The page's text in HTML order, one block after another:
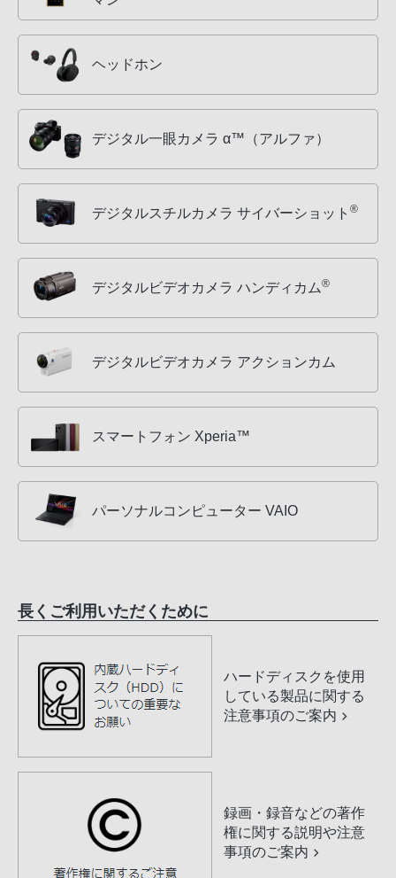
ヘッドホン
デジタル一眼カメラ α™（アルファ）
デジタルスチルカメラ サイバーショット ®
デジタルビデオカメラ ハンディカム®
デジタルビデオカメラ アクションカム
スマートフォン Xperia™
パーソナルコンピューター VAIO
長くご利用いただくために
ハードディスクを使用
している製品に関する
注意事項のご案内
録画・録音などの著作
権に関する説明や注意
事項のご案内